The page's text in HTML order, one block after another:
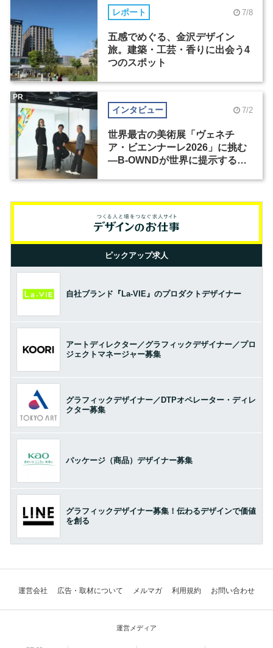
レポート 7/8
五感でめぐる、金沢デザイン
旅。建築・工芸・香りに出会う4
つのスポット
インタビュー 7/2
世界最古の美術展「ヴェネチ
ア・ビエンナーレ2026」に挑む
―B-OWNDが世界に提示する美
PR
ピックアップ求人
自社ブランド『La-VIE』のプロダクトデザイナー
アートディレクター／グラフィックデザイナー／プロ
ジェクトマネージャー募集
グラフィックデザイナー／DTPオペレーター・ディレ
クター募集
パッケージ（商品）デザイナー募集
グラフィックデザイナー募集！伝わるデザインで価値
を創る
運営会社 広告・取材について メルマガ 利用規約 お問い合わせ
運営メディア